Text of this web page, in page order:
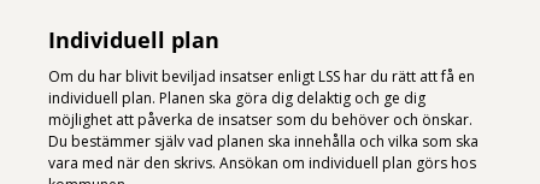
Individuell plan
Om du har blivit beviljad insatser enligt LSS har du rätt att få en
individuell plan. Planen ska göra dig delaktig och ge dig
möjlighet att påverka de insatser som du behöver och önskar.
Du bestämmer själv vad planen ska innehålla och vilka som ska
vara med när den skrivs. Ansökan om individuell plan görs hos